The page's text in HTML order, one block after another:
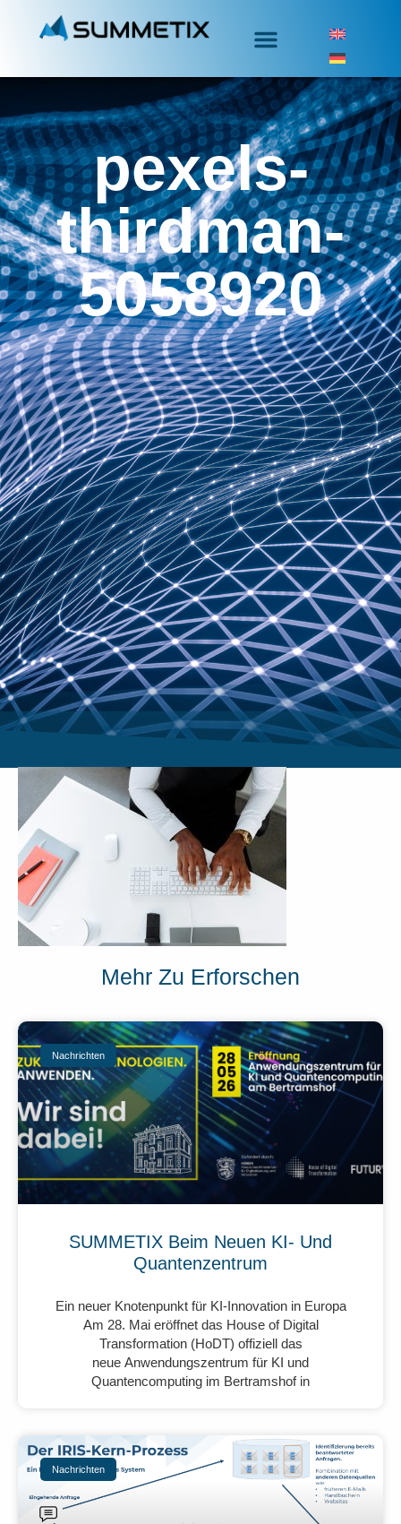
pexels-
thirdman-
5058920
Mehr Zu Erforschen
Nachrichten
SUMMETIX Beim Neuen KI- Und
Quantenzentrum
Ein neuer Knotenpunkt für KI-Innovation in Europa
Am 28. Mai eröffnet das House of Digital
Transformation (HoDT) offiziell das
neue Anwendungszentrum für KI und
Quantencomputing im Bertramshof in
Nachrichten